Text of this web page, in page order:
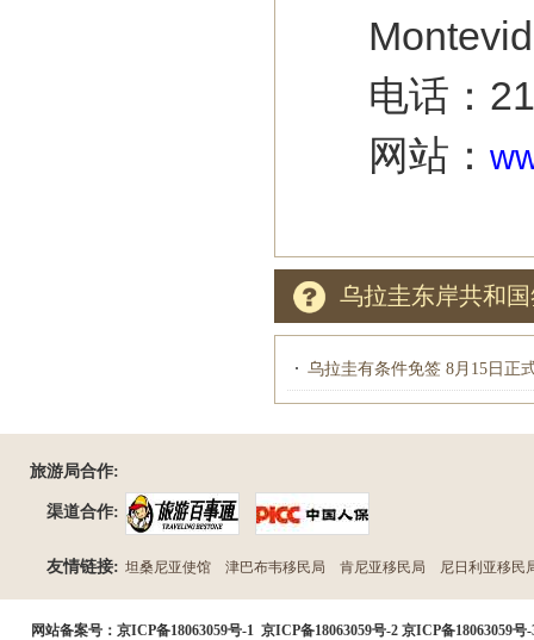
电话：
网站：
乌拉圭东岸共和
乌拉圭有条件免签 8月15日正
旅游局合作:
渠道合作:
友情链接: 坦桑尼亚使馆 津巴布韦移民局 肯尼亚移民局 尼日利亚移民
网站备案号： 京ICP备18063059号-1 京ICP备18063059号-2 京ICP备18063059号-